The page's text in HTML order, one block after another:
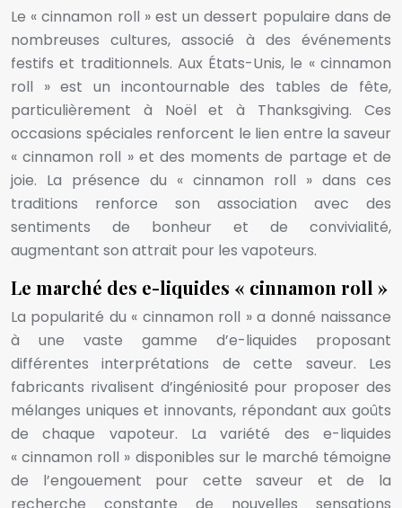
Le « cinnamon roll » est un dessert populaire dans de
nombreuses cultures, associé à des événements
festifs et traditionnels. Aux États-Unis, le « cinnamon
roll » est un incontournable des tables de fête,
particulièrement à Noël et à Thanksgiving. Ces
occasions spéciales renforcent le lien entre la saveur
« cinnamon roll » et des moments de partage et de
joie. La présence du « cinnamon roll » dans ces
traditions renforce son association avec des
sentiments de bonheur et de convivialité,
augmentant son attrait pour les vapoteurs.
Le marché des e-liquides « cinnamon roll »
La popularité du « cinnamon roll » a donné naissance
à une vaste gamme d’e-liquides proposant
différentes interprétations de cette saveur. Les
fabricants rivalisent d’ingéniosité pour proposer des
mélanges uniques et innovants, répondant aux goûts
de chaque vapoteur. La variété des e-liquides
« cinnamon roll » disponibles sur le marché témoigne
de l’engouement pour cette saveur et de la